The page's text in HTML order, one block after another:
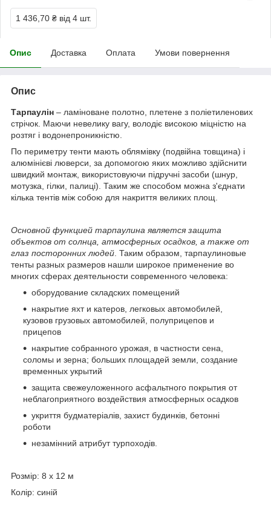
1 436,70 ₴ від 4 шт.
Опис Доставка Оплата Умови повернення
Опис
Тарпаулін – ламіноване полотно, плетене з поліетиленових
стрічок. Маючи невелику вагу, володіє високою міцністю на
розтяг і водонепроникністю.
По периметру тенти мають облямівку (подвійна товщина) і
алюмінієві люверси, за допомогою яких можливо здійснити
швидкий монтаж, використовуючи підручні засоби (шнур,
мотузка, гілки, палиці). Таким же способом можна з'єднати
кілька тентів між собою для накриття великих площ.
Основной функцией тарпаулина является защита
объектов от солнца, атмосферных осадков, а также от
глаз посторонних людей . Таким образом, тарпаулиновые
тенты разных размеров нашли широкое применение во
многих сферах деятельности современного человека:
оборудование складских помещений
накрытие яхт и катеров, легковых автомобилей,
кузовов грузовых автомобилей, полуприцепов и
прицепов
накрытие собранного урожая, в частности сена,
соломы и зерна; больших площадей земли, создание
временных укрытий
защита свежеуложенного асфальтного покрытия от
неблагоприятного воздействия атмосферных осадков
укриття будматеріалів, захист будинків, бетонні
роботи
незамінний атрибут турпоходів.
Розмір: 8 х 12 м
Колір: синій